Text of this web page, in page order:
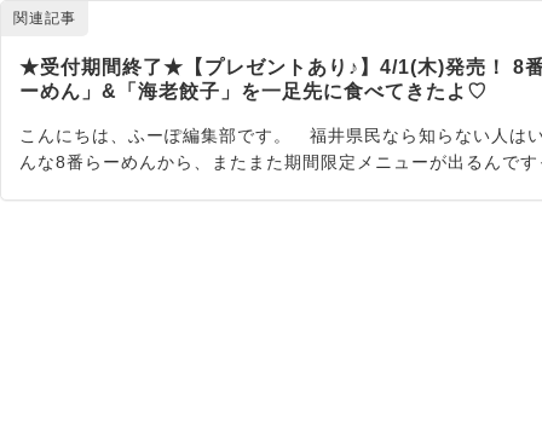
関連記事
★受付期間終了★【プレゼントあり♪】4/1(木)発売！ 8
ーめん」&「海老餃子」を一足先に食べてきたよ♡
こんにちは、ふーぽ編集部です。 福井県民なら知らない人は
んな8番らーめんから、またまた期間限定メニューが出るんで